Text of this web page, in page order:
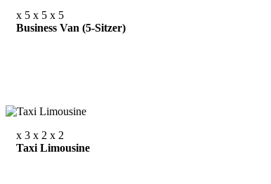
x 5 x 5 x 5
Business Van (5-Sitzer)
x 3 x 2 x 2
Taxi Limousine